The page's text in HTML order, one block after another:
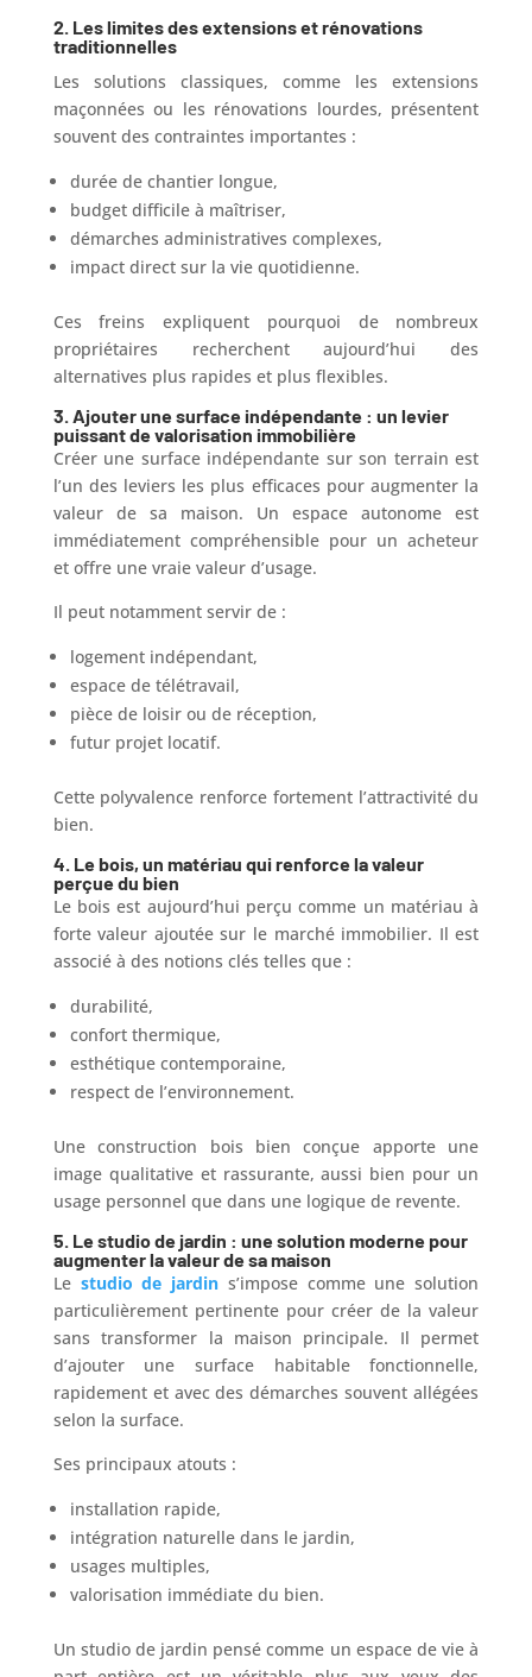
2. Les limites des extensions et rénovations
traditionnelles
Les solutions classiques, comme les extensions
maçonnées ou les rénovations lourdes, présentent
souvent des contraintes importantes :
durée de chantier longue,
budget difficile à maîtriser,
démarches administratives complexes,
impact direct sur la vie quotidienne.
Ces freins expliquent pourquoi de nombreux
propriétaires recherchent aujourd’hui des
alternatives plus rapides et plus flexibles.
3.Ajouter une surface indépendante : un levier
puissant de valorisation immobilière
Créer une surface indépendante sur son terrain est
l’un des leviers les plus efficaces pour augmenter la
valeur de sa maison. Un espace autonome est
immédiatement compréhensible pour un acheteur
et offre une vraie valeur d’usage.
Il peut notamment servir de :
logement indépendant,
espace de télétravail,
pièce de loisir ou de réception,
futur projet locatif.
Cette polyvalence renforce fortement l’attractivité du
bien.
4. Le bois, un matériau qui renforce la valeur
perçue du bien
Le bois est aujourd’hui perçu comme un matériau à
forte valeur ajoutée sur le marché immobilier. Il est
associé à des notions clés telles que :
durabilité,
confort thermique,
esthétique contemporaine,
respect de l’environnement.
Une construction bois bien conçue apporte une
image qualitative et rassurante, aussi bien pour un
usage personnel que dans une logique de revente.
5. Le studio de jardin : une solution moderne pour
augmenter la valeur de sa maison
Le studio de jardin s’impose comme une solution
particulièrement pertinente pour créer de la valeur
sans transformer la maison principale. Il permet
d’ajouter une surface habitable fonctionnelle,
rapidement et avec des démarches souvent allégées
selon la surface.
Ses principaux atouts :
installation rapide,
intégration naturelle dans le jardin,
usages multiples,
valorisation immédiate du bien.
Un studio de jardin pensé comme un espace de vie à